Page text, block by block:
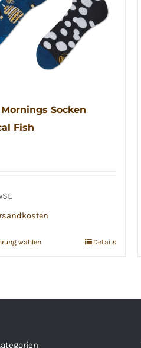
Socken
Fish
wählenDieses
mehrere
Details